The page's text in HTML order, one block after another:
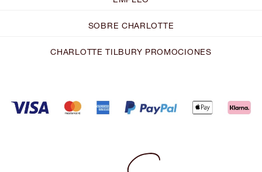
SOBRE CHARLOTTE
CHARLOTTE TILBURY PROMOCIONES